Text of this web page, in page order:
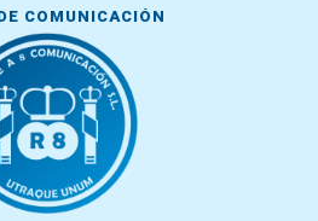
COMUNICACIÓN